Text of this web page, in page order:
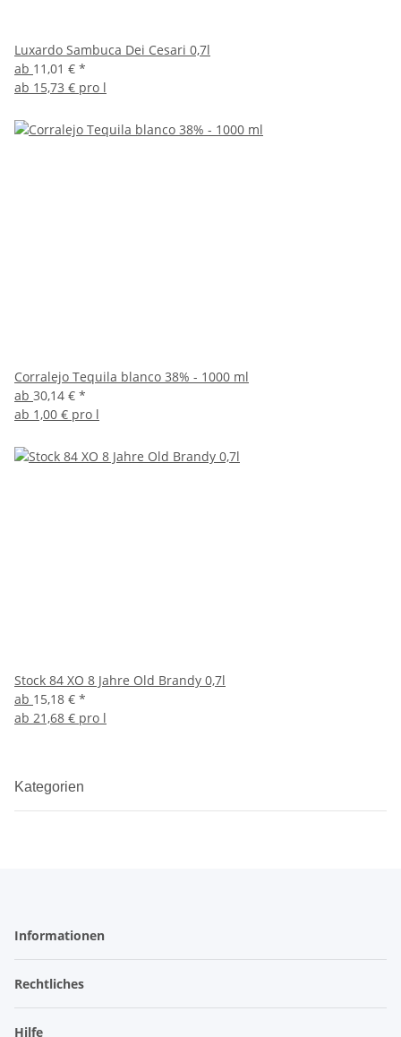
Luxardo Sambuca Dei Cesari 0,7l
ab 11,01 € *
ab 15,73 € pro l
Corralejo Tequila blanco 38% - 1000 ml
ab 30,14 € *
ab 1,00 € pro l
Stock 84 XO 8 Jahre Old Brandy 0,7l
ab 15,18 € *
ab 21,68 € pro l
Kategorien
Informationen
Rechtliches
Hilfe